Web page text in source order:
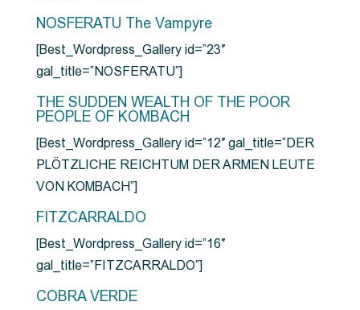
NOSFERATU The Vampyre
[Best_Wordpress_Gallery id=”23″
gal_title=”NOSFERATU”]
THE SUDDEN WEALTH OF THE POOR
PEOPLE OF KOMBACH
[Best_Wordpress_Gallery id=”12″ gal_title=”DER
PLÖTZLICHE REICHTUM DER ARMEN LEUTE
VON KOMBACH”]
FITZCARRALDO
[Best_Wordpress_Gallery id=”16″
gal_title=”FITZCARRALDO”]
COBRA VERDE